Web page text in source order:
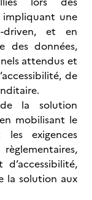
une
driven, et en
des données,
attendus et
de
la solution
mobilisant le
exigences
la solution aux